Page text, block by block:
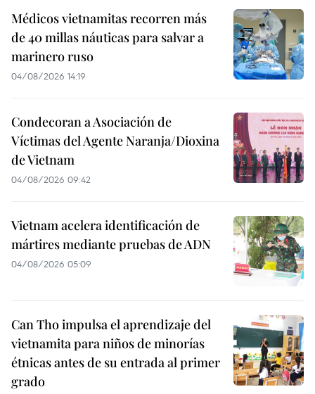
Médicos vietnamitas recorren más
de 40 millas náuticas para salvar a
marinero ruso
04/08/2026 14:19
Condecoran a Asociación de
Víctimas del Agente Naranja/Dioxina
de Vietnam
04/08/2026 09:42
Vietnam acelera identificación de
mártires mediante pruebas de ADN
04/08/2026 05:09
Can Tho impulsa el aprendizaje del
vietnamita para niños de minorías
étnicas antes de su entrada al primer
grado